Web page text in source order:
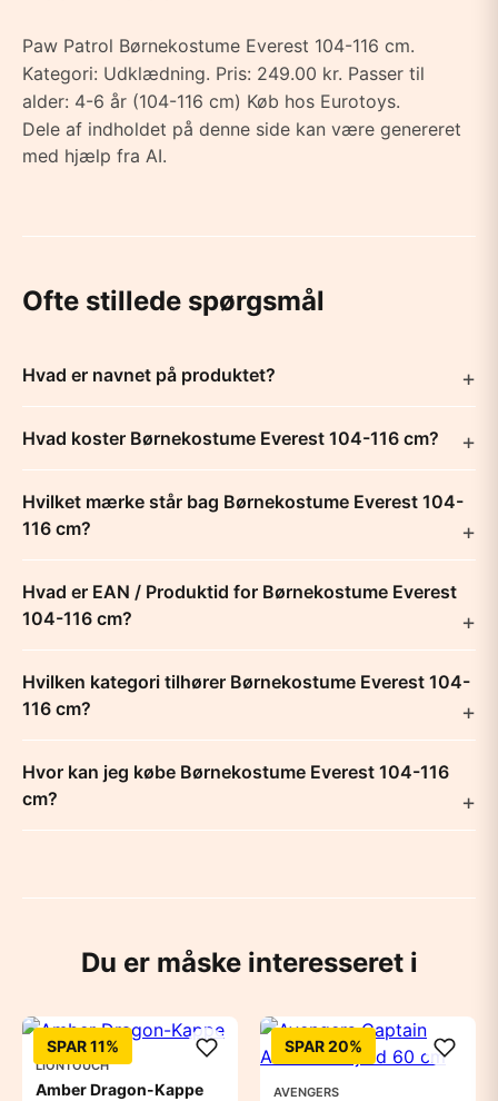
Paw Patrol Børnekostume Everest 104-116 cm.
Kategori: Udklædning. Pris: 249.00 kr. Passer til
alder: 4-6 år (104-116 cm) Køb hos Eurotoys.
Dele af indholdet på denne side kan være genereret
med hjælp fra AI.
Ofte stillede spørgsmål
Hvad er navnet på produktet?
Hvad koster Børnekostume Everest 104-116 cm?
Hvilket mærke står bag Børnekostume Everest 104-
116 cm?
Hvad er EAN / Produktid for Børnekostume Everest
104-116 cm?
Hvilken kategori tilhører Børnekostume Everest 104-
116 cm?
Hvor kan jeg købe Børnekostume Everest 104-116
cm?
Du er måske interesseret i
SPAR 11%
LIONTOUCH
Amber Dragon-Kappe
SPAR 20%
AVENGERS